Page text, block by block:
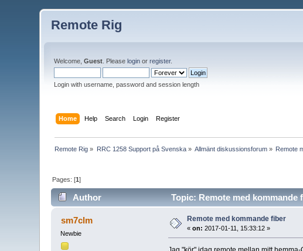
Remote Rig
Welcome,Guest . Pleaselogin orregister.
Login with username, password and session length
Home Help Search Login Register
Remote Rig » RRC 1258 Support på Svenska» Allmänt diskussionsforum » Remote
Pages: [1]
Author Topic: Remote med kommande
sm7clm
Newbie
Remote med kommande fiber
«on: 2017-01-11, 15:33:12 »